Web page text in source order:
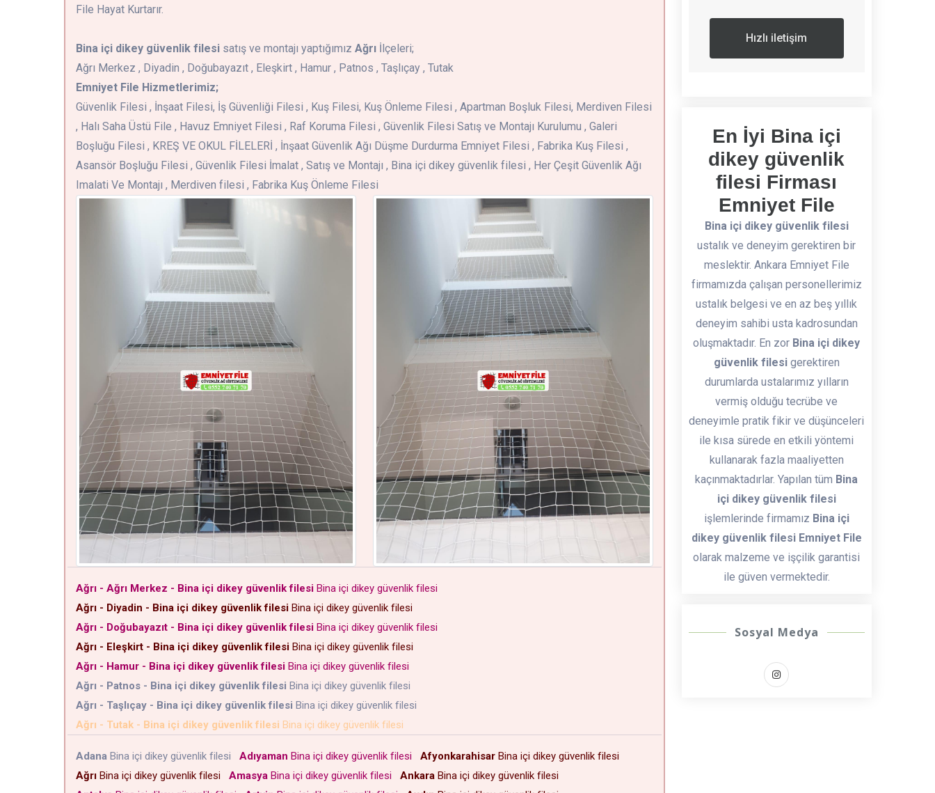
File Hayat Kurtarır.
Bina içi dikey güvenlik filesisatış ve montajı yaptığımız Ağrıİlçeleri;
Ağrı Merkez , Diyadin , Doğubayazıt , Eleşkirt , Hamur , Patnos , Taşlıçay , Tutak
Emniyet File Hizmetlerimiz;
Güvenlik Filesi , İnşaat Filesi, İş Güvenliği Filesi , Kuş Filesi, Kuş Önleme Filesi , Apartman Boşluk Filesi, Merdiven Filesi
, Halı Saha Üstü File , Havuz Emniyet Filesi , Raf Koruma Filesi , Güvenlik Filesi Satış ve Montajı Kurulumu , Galeri
Boşluğu Filesi , KREŞ VE OKUL FİLELERİ , İnşaat Güvenlik Ağı Düşme Durdurma Emniyet Filesi , Fabrika Kuş Filesi ,
Asansör Boşluğu Filesi , Güvenlik Filesi İmalat , Satış ve Montajı , Bina içi dikey güvenlik filesi , Her Çeşit Güvenlik Ağı
Imalati Ve Montajı , Merdiven filesi , Fabrika Kuş Önleme Filesi
Ağrı - Ağrı Merkez - Bina içi dikey güvenlik filesiBina içi dikey güvenlik filesi
Ağrı - Diyadin - Bina içi dikey güvenlik filesiBina içi dikey güvenlik filesi
Ağrı - Doğubayazıt - Bina içi dikey güvenlik filesiBina içi dikey güvenlik filesi
Ağrı - Eleşkirt - Bina içi dikey güvenlik filesiBina içi dikey güvenlik filesi
Ağrı - Hamur - Bina içi dikey güvenlik filesiBina içi dikey güvenlik filesi
Ağrı - Patnos - Bina içi dikey güvenlik filesi Bina içi dikey güvenlik filesi
Ağrı - Taşlıçay - Bina içi dikey güvenlik filesi Bina içi dikey güvenlik filesi
Ağrı - Tutak - Bina içi dikey güvenlik filesi Bina içi dikey güvenlik filesi
AdanaBina içi dikey güvenlik filesi Adıyaman Bina içi dikey güvenlik filesi AfyonkarahisarBina içi dikey güvenlik filesi
AğrıBina içi dikey güvenlik filesi AmasyaBina içi dikey güvenlik filesi AnkaraBina içi dikey güvenlik filesi
Hızlı iletişim
En İyi Bina içi
dikey güvenlik
filesi Firması
Emniyet File
Bina içi dikey güvenlik filesi
ustalık ve deneyim gerektiren bir
meslektir. Ankara Emniyet File
firmamızda çalışan personellerimiz
ustalık belgesi ve en az beş yıllık
deneyim sahibi usta kadrosundan
oluşmaktadır. En zor Bina içi dikey
güvenlik filesigerektiren
durumlarda ustalarımız yılların
vermiş olduğu tecrübe ve
deneyimle pratik fikir ve düşünceleri
ile kısa sürede en etkili yöntemi
kullanarak fazla maaliyetten
kaçınmaktadırlar. Yapılan tüm Bina
içi dikey güvenlik filesi
işlemlerinde firmamız Bina içi
dikey güvenlik filesi Emniyet File
olarak malzeme ve işçilik garantisi
ile güven vermektedir.
Sosyal Medya